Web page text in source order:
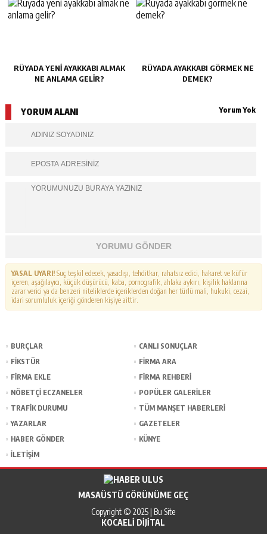
RÜYADA YENI AYAKKABI ALMAK
NE ANLAMA GELIR?
RÜYADA AYAKKABI GÖRMEK NE
DEMEK?
YORUM ALANI Yorum Yok
YORUMU GÖNDER
YASAL UYARI!Suç teşkil edecek, yasadışı, tehditkar, rahatsız edici, hakaret ve küfür
içeren, aşağılayıcı, küçük düşürücü, kaba, pornografik, ahlaka aykırı, kişilik haklarına
zarar verici ya da benzeri niteliklerde içeriklerden doğan her türlü mali, hukuki, cezai,
idari sorumluluk içeriği gönderen kişiye aittir.
BURÇLAR
CANLI SONUÇLAR
FİKSTÜR
FİRMA ARA
FİRMA EKLE
FİRMA REHBERİ
NÖBETÇİ ECZANELER
POPÜLER GALERİLER
TRAFİK DURUMU
TÜM MANŞET HABERLERİ
YAZARLAR
GAZETELER
HABER GÖNDER
KÜNYE
İLETİŞİM
MASAÜSTÜ GÖRÜNÜME GEÇ
Copyright © 2025 | Bu Site
KOCAELI DIJITAL